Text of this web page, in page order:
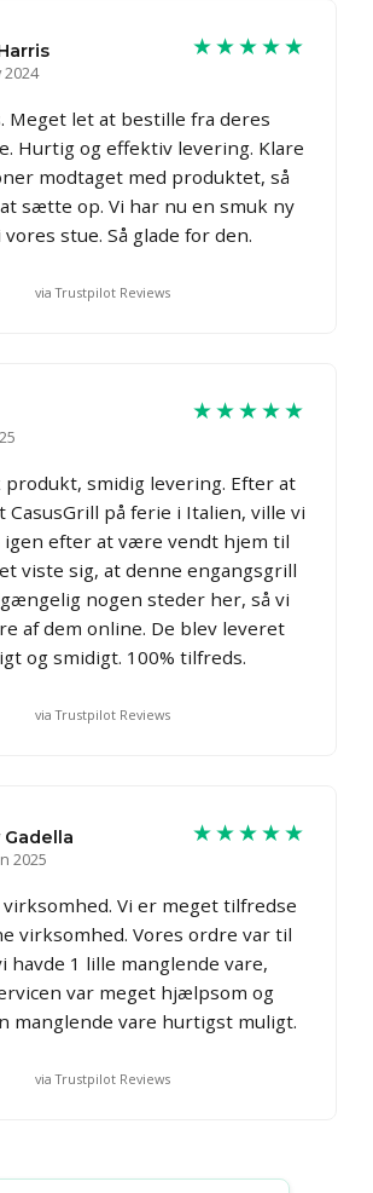
2024
★★★★★
Meget let at bestille fra deres
Hurtig og effektiv levering. Klare
modtaget med produktet, så
sætte op. Vi har nu en smuk ny
vores stue. Så glade for den.
via Trustpilot Reviews
★★★★★
produkt, smidig levering. Efter at
CasusGrill på ferie i Italien, ville vi
igen efter at være vendt hjem til
viste sig, at denne engangsgrill
nogen steder her, så vi
af dem online. De blev leveret
og smidigt. 100% tilfreds.
via Trustpilot Reviews
2025
★★★★★
Vi er meget tilfredse
virksomhed. Vores ordre var til
havde 1 lille manglende vare,
var meget hjælpsom og
manglende vare hurtigst muligt.
via Trustpilot Reviews